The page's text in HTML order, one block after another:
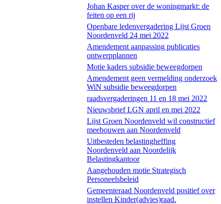
Johan Kasper over de woningmarkt: de
feiten op een rij
Openbare ledenvergadering Lijst Groen
Noordenveld 24 mei 2022
Amendement aanpassing publicaties
ontwerpplannen
Motie kaders subsidie beweegdorpen
Amendement geen vermelding onderzoek
WiN subsidie beweegdorpen
raadsvergaderingen 11 en 18 mei 2022
Nieuwsbrief LGN april en mei 2022
Lijst Groen Noordenveld wil constructief
meebouwen aan Noordenveld
Uitbesteden belastingheffing
Noordenveld aan Noordelijk
Belastingkantoor
Aangehouden motie Strategisch
Personeelsbeleid
Gemeenteraad Noordenveld positief over
instellen Kinder(advies)raad.